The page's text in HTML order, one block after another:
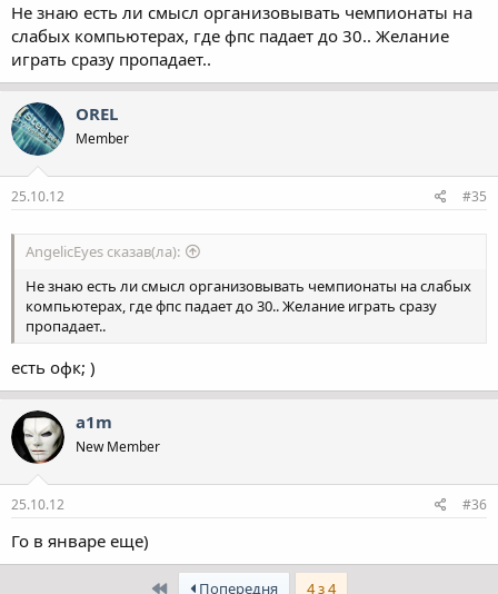
Не знаю есть ли смысл организовывать чемпионаты на
слабых компьютерах, где фпс падает до 30.. Желание
играть сразу пропадает..
OREL
Member
25.10.12 #35
AngelicEyes сказав(ла):
Не знаю есть ли смысл организовывать чемпионаты на слабых
компьютерах, где фпс падает до 30.. Желание играть сразу
пропадает..
есть офк; )
a1m
New Member
25.10.12 #36
Го в январе еще)
ПершийПопередня 4 з 4